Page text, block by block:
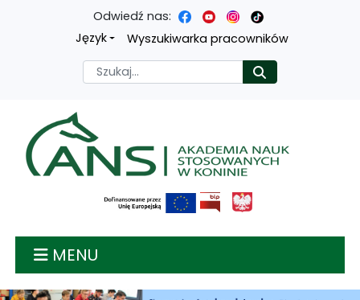
Przejdź
treści
głównej
Przejdź
menu
nawigacyjnego
Przejdź
wyszukiwarki
Przejdź
mapy
strony
Odwiedź nas:
Język
Wyszukiwarka pracowników
Szukaj
Akademia nauk
MENU